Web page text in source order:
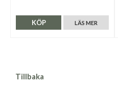
LÄS MER
KÖP
Tillbaka